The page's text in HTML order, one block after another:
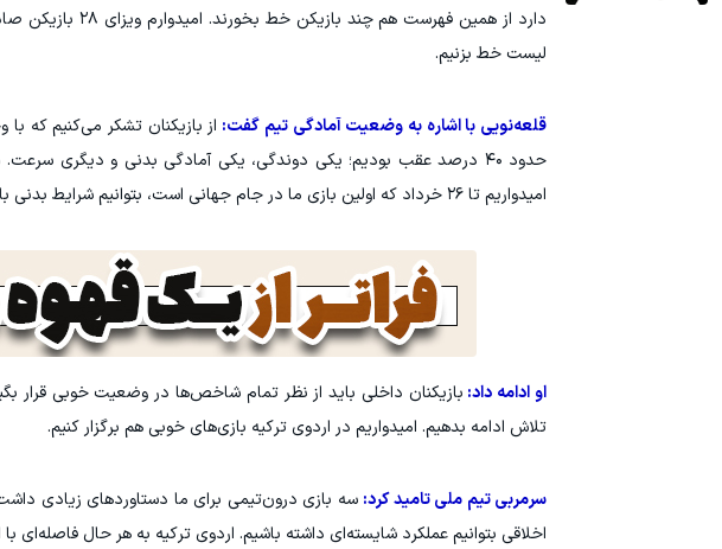
دارد از همین
لیست خط بزنیم.
قلعه‌نویی با اشاره به وضعیت آمادگی تیم گفت: از بازیکنان تشکر می‌کنیم که
امیدواریم تا ۲۶ خرداد که اولین بازی ما در جام جهانی است، بتوانیم شرایط بدنی بازیکنان را به سطح استانداردهای روز دنیا برسانیم.
او ادامه داد: بازیکنان داخلی باید از نظر تمام شاخص‌ها در وضعیت خوبی قرار
تلاش ادامه بدهیم. امیدواریم در اردوی ترکیه بازی‌های خوبی هم برگزار کنیم.
سرمربی تیم ملی تامید کرد:
اخلاقی بتوانیم عملکرد شایسته‌ای داشته باشیم. اردوی ترکیه به هر حال فاصله‌ای